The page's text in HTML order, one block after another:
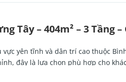
Tây – 404m² – 3 Tầng –
vực yên tĩnh và dân trí cao thuộc
đây là lựa chọn phù hợp cho